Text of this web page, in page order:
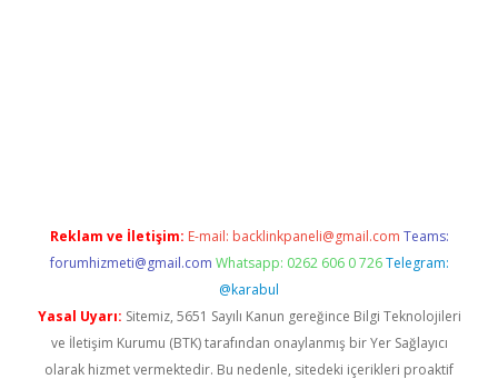
Reklam ve İletişim: E-mail: backlinkpaneli@gmail.com Teams:
forumhizmeti@gmail.com Whatsapp: 0262 606 0 726 Telegram:
@karabul
Yasal Uyarı: Sitemiz, 5651 Sayılı Kanun gereğince Bilgi Teknolojileri
ve İletişim Kurumu (BTK) tarafından onaylanmış bir Yer Sağlayıcı
olarak hizmet vermektedir. Bu nedenle, sitedeki içerikleri proaktif